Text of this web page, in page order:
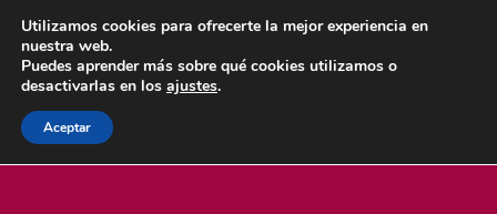
Utilizamos cookies para ofrecerte la mejor experiencia en
nuestra web.
Puedes aprender más sobre qué cookies utilizamos o
desactivarlas en los ajustes.
Aceptar